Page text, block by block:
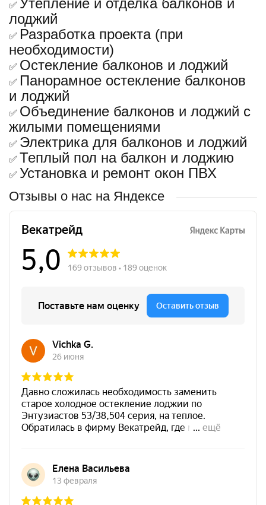
✅ Утепление и отделка балконов и
лоджий
✅ Разработка проекта (при
необходимости)
✅ Остекление балконов и лоджий
✅ Панорамное остекление балконов
и лоджий
✅ Объединение балконов и лоджий с
жилыми помещениями
✅ Электрика для балконов и лоджий
✅ Теплый пол на балкон и лоджию
✅ Установка и ремонт окон ПВХ
Отзывы о нас на Яндексе